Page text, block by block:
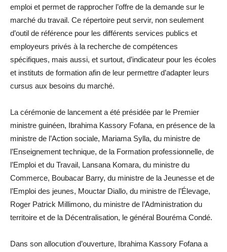
emploi et permet de rapprocher l’offre de la demande sur le
marché du travail. Ce répertoire peut servir, non seulement
d’outil de référence pour les différents services publics et
employeurs privés à la recherche de compétences
spécifiques, mais aussi, et surtout, d’indicateur pour les écoles
et instituts de formation afin de leur permettre d’adapter leurs
cursus aux besoins du marché.
La cérémonie de lancement a été présidée par le Premier
ministre guinéen, Ibrahima Kassory Fofana, en présence de la
ministre de l’Action sociale, Mariama Sylla, du ministre de
l’Enseignement technique, de la Formation professionnelle, de
l’Emploi et du Travail, Lansana Komara, du ministre du
Commerce, Boubacar Barry, du ministre de la Jeunesse et de
l’Emploi des jeunes, Mouctar Diallo, du ministre de l’Élevage,
Roger Patrick Millimono, du ministre de l’Administration du
territoire et de la Décentralisation, le général Bouréma Condé.
Dans son allocution d’ouverture, Ibrahima Kassory Fofana a